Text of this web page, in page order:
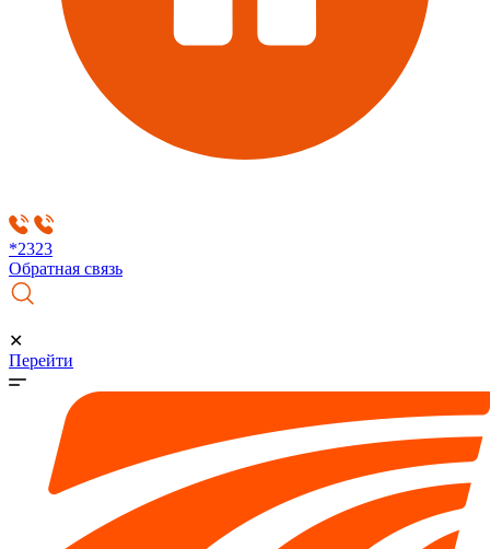
*2323
Обратная связь
✕
Перейти